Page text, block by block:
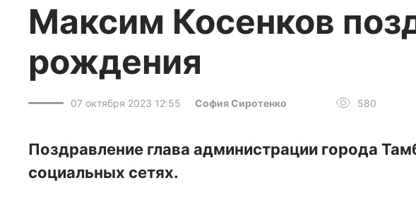
Максим Косенков
рождения
07 октября 2023 12:55 София Сиротенко 580
Поздравление глава администрации города
социальных сетях.